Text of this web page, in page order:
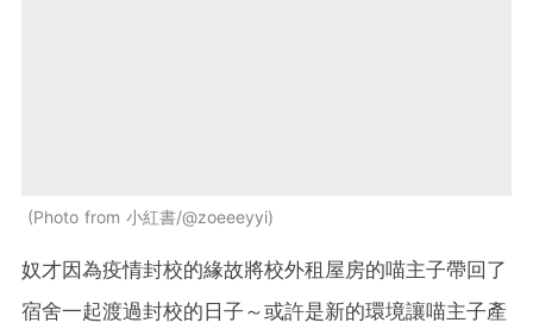
Photo from 小紅書/@zoeeeyyi
奴才因為疫情封校的緣故將校外租屋房的喵主子帶回了
宿舍一起渡過封校的日子～或許是新的環境讓喵主子產